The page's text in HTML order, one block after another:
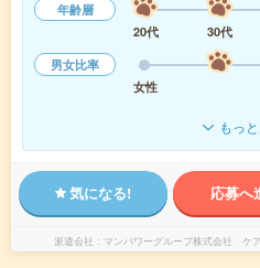
年齢層
20代
30代
男女比率
女性
もっ
気になる! 応募へ
派遣会社 マンパワーグループ株式会社 ケ